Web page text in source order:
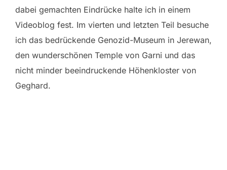
dabei gemachten Eindrücke halte ich in einem
Videoblog fest. Im vierten und letzten Teil besuche
ich das bedrückende Genozid-Museum in Jerewan,
den wunderschönen Temple von Garni und das
nicht minder beeindruckende Höhenkloster von
Geghard.